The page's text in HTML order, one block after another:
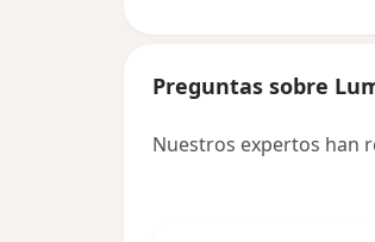
Preguntas sobre
Nuestros expertos han